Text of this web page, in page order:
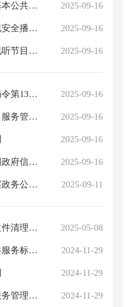
2025-09-16
关于印发《国家基本公共服务标准（2021年版）》的通知
2025-09-16
《自治区广播电视安全播出管理办法》
2025-09-16
《自治区互联网视听节目服务机构管理办法》
2025-09-16
国家广播电视总局令第13号：《广播电视无线传输覆盖网管理办法》
2025-09-16
《互联网视听节目服务管理规定》
2025-09-16
2025-09-16
《中华人民共和国政府信息公开条例》（国务院令第711号）
2025-09-11
广播电视领域基层政务公开标准目录
2025-05-08
关于行政规范性文件清理结果的通知
2024-11-29
广播电视基本公共服务标准化目录
2024-11-29
2024-11-29
互联网视听节目服务管理规定(现予发布，自2008年1月31日起施行)